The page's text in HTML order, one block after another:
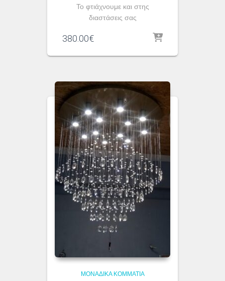
To φτιάχνουμε και στης
διαστάσεις σας
380.00€
ΜΟΝΆΔΙΚΑ ΚΟΜΜΆΤΙΑ